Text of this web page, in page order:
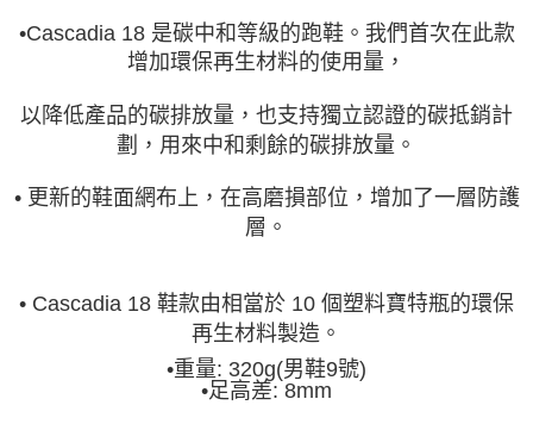
•Cascadia 18 是碳中和等級的跑鞋。我們首次在此款
增加環保再生材料的使用量，
以降低產品的碳排放量，也支持獨立認證的碳抵銷計
劃，用來中和剩餘的碳排放量。
• 更新的鞋面網布上，在高磨損部位，增加了一層防護
層。
• Cascadia 18 鞋款由相當於 10 個塑料寶特瓶的環保
再生材料製造。
•重量: 320g(男鞋9號)
•足高差: 8mm